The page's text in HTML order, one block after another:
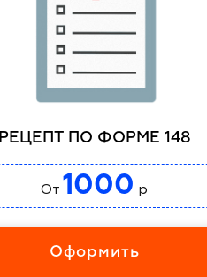
РЕЦЕПТ ПО ФОРМЕ 148
От 1000 р
Оформить